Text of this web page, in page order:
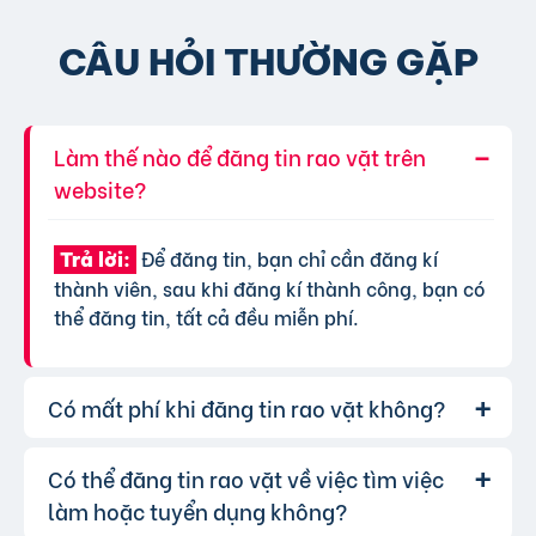
CÂU HỎI THƯỜNG GẶP
Làm thế nào để đăng tin rao vặt trên
website?
Trả lời: Để đăng tin, bạn chỉ cần đăng kí
thành viên, sau khi đăng kí thành công, bạn có
thể đăng tin, tất cả đều miễn phí.
Có mất phí khi đăng tin rao vặt không?
Trả lời: Chúng tôi cung cấp gói đăng tin miễn
phí cơ bản cho tất cả người dùng. Tuy nhiên, để
Có thể đăng tin rao vặt về việc tìm việc
làm hoặc tuyển dụng không?